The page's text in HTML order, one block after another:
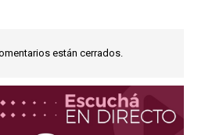
están cerrados.